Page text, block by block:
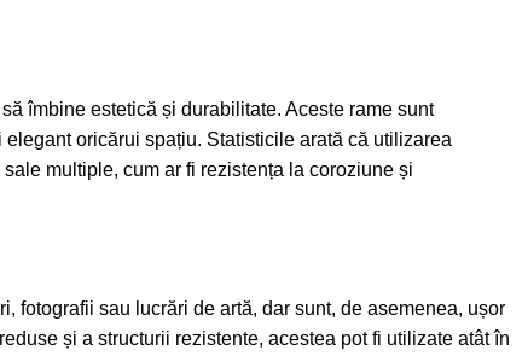
îmbine estetică și durabilitate. Aceste rame sunt
oricărui spațiu. Statisticile arată că utilizarea
multiple, cum ar fi rezistența la coroziune și
fotografii sau lucrări de artă, dar sunt, de asemenea, ușor
și a structurii rezistente, acestea pot fi utilizate atât în